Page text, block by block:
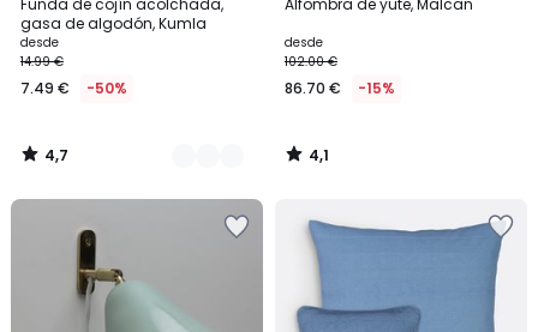
Funda de cojín acolchada,
gasa de algodón, Kumla
desde
14.99 €
7.49 € -50%
Colores
4,7
/
Alfombra de yute, Malcan
desde
102.00 €
86.70 € -15%
4,1
/